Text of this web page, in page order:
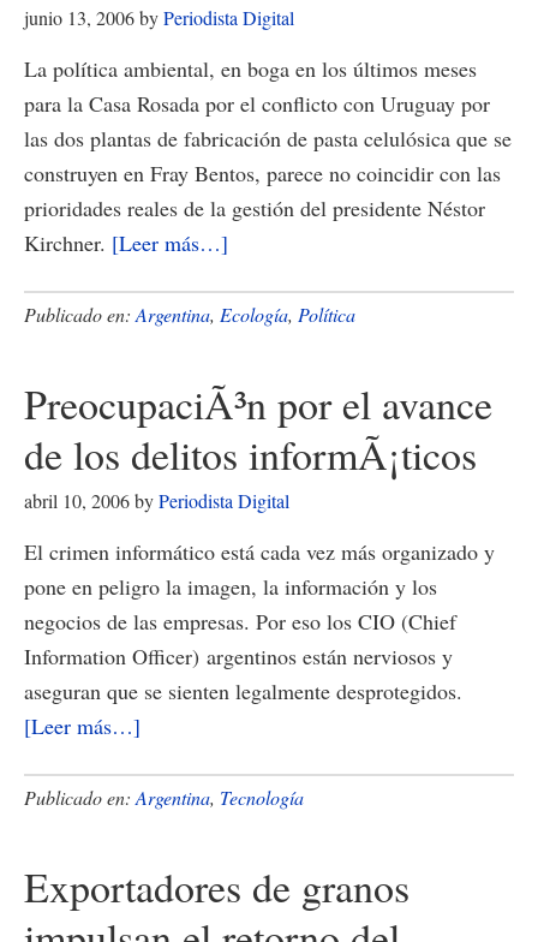
cerrar
el
acuerdo
por
el
junio 13, 2006byPeriodista Digital
La política ambiental, en boga en los últimos meses
para la Casa Rosada por el conflicto con Uruguay por
las dos plantas de fabricación de pasta celulósica que se
construyen en Fray Bentos, parece no coincidir con las
prioridades reales de la gestión del presidente Néstor
Kirchner. [Leer más…]
Pocas
Kirchner
en
tica
ambiental
Publicado en: Argentina, Ecología, Política
PreocupaciÃ³n por el avance
de los delitos informÃ¡ticos
abril 10, 2006byPeriodista Digital
El crimen informático está cada vez más organizado y
pone en peligro la imagen, la información y los
negocios de las empresas. Por eso los CIO (Chief
Information Officer) argentinos están nerviosos y
aseguran que se sienten legalmente desprotegidos.
[Leer más…]
PreocupaciÃ³n
avance
de
Publicado en: Argentina, Tecnología
Exportadores de granos